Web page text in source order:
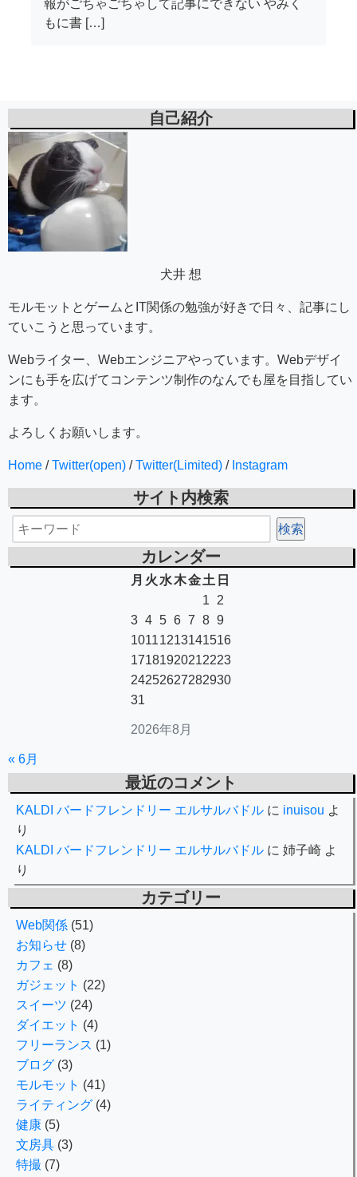
報がごちゃごちゃして記事にできない やみく
もに書 […]
自己紹介
犬井 想
モルモットとゲームとIT関係の勉強が好きで日々、記事にし
ていこうと思っています。
Webライター、Webエンジニアやっています。Webデザイ
ンにも手を広げてコンテンツ制作のなんでも屋を目指してい
ます。
よろしくお願いします。
Home /Twitter(open) /Twitter(Limited) / Instagram
サイト内検索
カレンダー
2026年8月
月 火 水木金 土 日
1
2
3 4 5 6 7 8 9
10111213141516
17181920212223
24252627282930
31
« 6月
最近のコメント
KALDI バードフレンドリー エルサルバドル に inuisou よ
り
KALDI バードフレンドリー エルサルバドル に 姉子崎 よ
り
カテゴリー
Web関係 (51)
お知らせ (8)
カフェ (8)
ガジェット (22)
スイーツ (24)
ダイエット (4)
フリーランス (1)
ブログ (3)
モルモット (41)
ライティング (4)
健康 (5)
文房具 (3)
特撮 (7)